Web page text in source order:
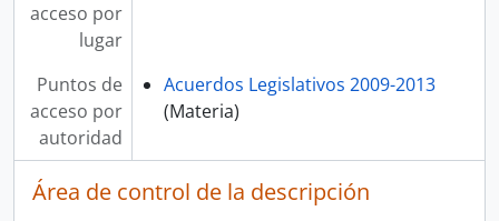
acceso por
lugar
Puntos de
acceso por
autoridad
Acuerdos Legislativos 2009-2013
(Materia)
Área de control de la descripción